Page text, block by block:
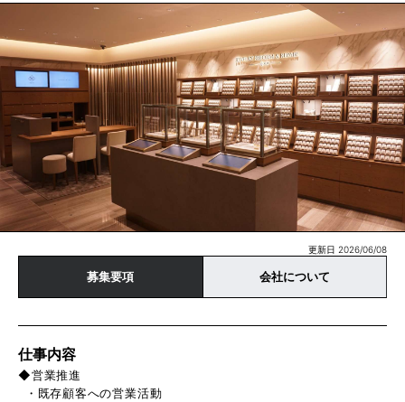
更新日 2026/06/08
募集要項 会社について
仕事内容
◆営業推進
・既存顧客への営業活動